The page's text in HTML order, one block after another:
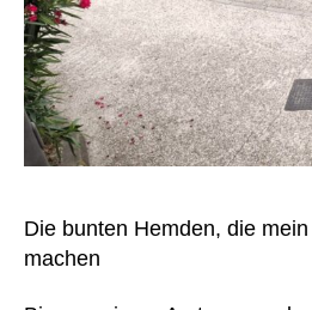
Die bunten Hemden, die
machen
ot
t,
A
k
k
u
s
V
A